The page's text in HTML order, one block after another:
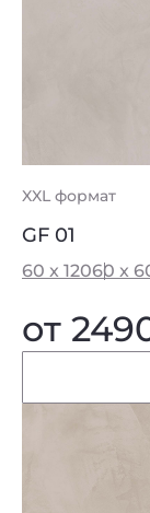
XXL формат
GF 01
60 x 12060 x
от